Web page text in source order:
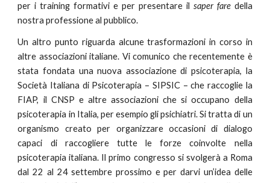
per i training formativi e per presentare il saper faredella
nostra professione al pubblico.
Un altro punto riguarda alcune trasformazioni in corso in
altre associazioni italiane. Vi comunico che recentemente è
stata fondata una nuova associazione di psicoterapia, la
Società Italiana di Psicoterapia – SIPSIC – che raccoglie la
FIAP, il CNSP e altre associazioni che si occupano della
psicoterapia in Italia, per esempio gli psichiatri. Si tratta di un
organismo creato per organizzare occasioni di dialogo
capaci di raccogliere tutte le forze coinvolte nella
psicoterapia italiana. Il primo congresso si svolgerà a Roma
dal 22 al 24 settembre prossimo e per darvi un’idea delle